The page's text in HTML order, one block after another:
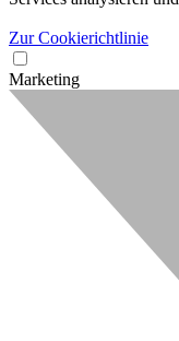
Zur Cookierichtlinie
Marketing